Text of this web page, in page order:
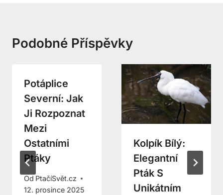
Podobné Příspěvky
Potáplice
Severní: Jak
Ji Rozpoznat
Mezi
Ostatními
Ptáky
Od PtačíSvět.cz
12. prosince 2025
Kolpík Bílý:
Elegantní
Pták S
Unikátním